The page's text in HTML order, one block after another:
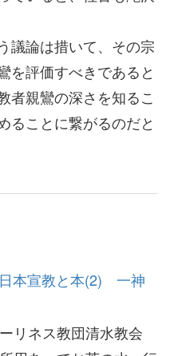
議論は措いて、その宗
を評価すべきであると
者親鸞の深さを知るこ
ることに繋がるのだと
本宣教と本(2) 一神
リネス教団清水教会